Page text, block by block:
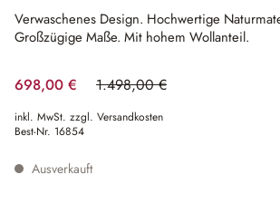
Verwaschenes Design. Hochwertige
Großzügige Maße. Mit hohem Wollanteil.
698,00 € 1.498,00 €
(53.4% gespart)
inkl. MwSt. zzgl. Versandkosten
Best-Nr. 16854
Ausverkauft